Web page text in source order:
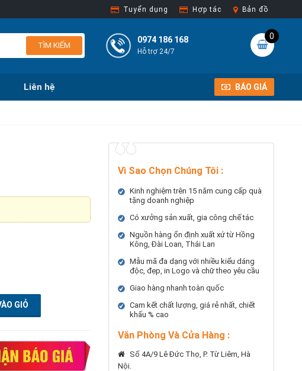
Tuyển dụng Hợp tác Bản đồ
TÌM KIẾM
0
0974 186 168
Hỗ trợ 24/7
Liên hệ BÁO GIÁ
Vì Sao Chọn Chúng Tôi :
Kinh nghiệm trên 15 năm cung cấp quà
tặng doanh nghiệp
Có xưởng sản xuất, gia công chế tác
Nguồn hàng ổn định xuất xứ từ Hồng
Kông, Đài Loan, Thái Lan
Mẫu mã đa dạng với nhiều kiểu dáng
độc, đẹp, in Logo và chữ theo yêu cầu
Giao hàng nhanh toàn quốc
Cam kết chất lượng, giá rẻ nhất, chiết
khấu % cao
Văn Phòng Và Cửa Hàng :
Số 4A/9 Lê Đức Thọ, P. Từ Liêm, Hà
Nội.